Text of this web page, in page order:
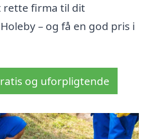
rette firma til dit
– og få en god pris i
og uforpligtende